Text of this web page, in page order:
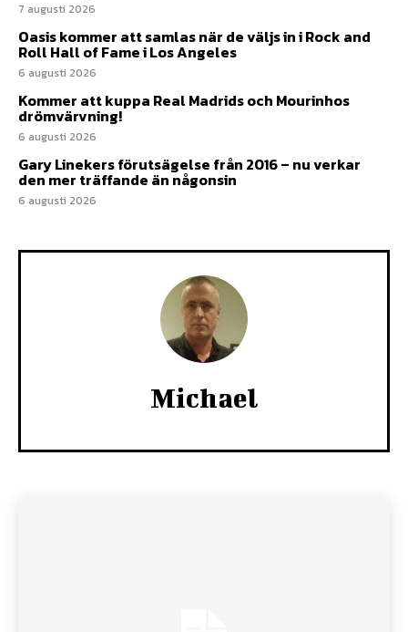
7 augusti 2026
Oasis kommer att samlas när de väljs in i Rock and
Roll Hall of Fame i Los Angeles
6 augusti 2026
Kommer att kuppa Real Madrids och Mourinhos
drömvärvning!
6 augusti 2026
Gary Linekers förutsägelse från 2016 – nu verkar
den mer träffande än någonsin
6 augusti 2026
Michael